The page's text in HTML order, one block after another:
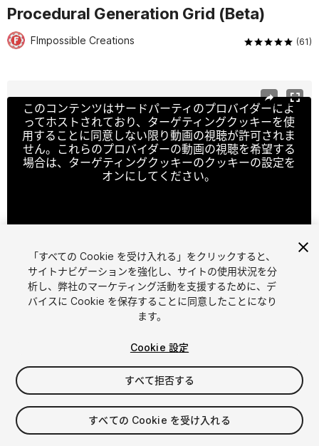
Procedural Generation Grid (Beta)
FImpossible Creations (61)
このコンテンツはサードパーティのプロバイダーによ
ってホストされており、ターゲティングクッキーを使
用することに同意しない限り動画の視聴が許可されま
せん。これらのプロバイダーの動画の視聴を希望する
場合は、ターゲティングクッキーのクッキーの設定を
オンにしてください。
1/ 18
$45.99
シート 1
「すべての Cookie を受け入れる」をクリックすると、
サイトナビゲーションを強化し、サイトの使用状況を分
析し、弊社のマーケティング活動を支援するために、デ
バイスに Cookie を保存することに同意したことになり
ます。
Cookie 設定
すべて拒否する
すべての Cookie を受け入れる